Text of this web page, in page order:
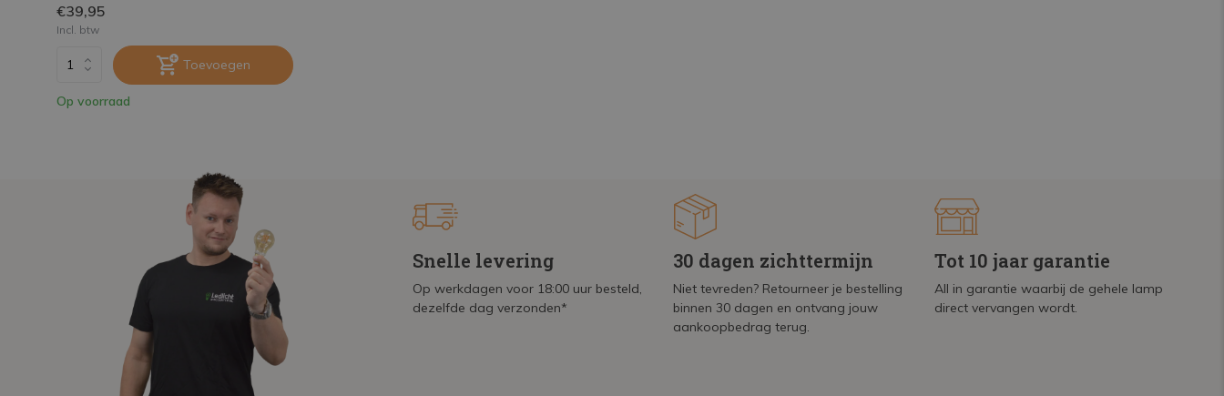
€39,95
Incl. btw
Toevoegen
Op voorraad
Snelle levering
Op werkdagen voor 18:00 uur besteld,
dezelfde dag verzonden*
30 dagen zichttermijn
Niet tevreden? Retourneer je bestelling
binnen 30 dagen en ontvang jouw
aankoopbedrag terug.
Tot 10 jaar garantie
All in garantie waarbij de gehele lamp
direct vervangen wordt.